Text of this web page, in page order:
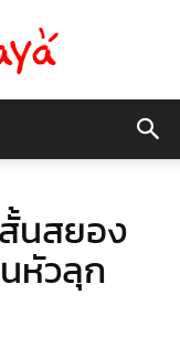
นสยอง
หัวลุก